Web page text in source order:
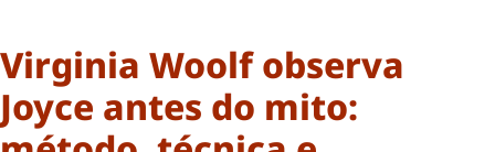
Virginia Woolf observa
Joyce antes do mito: